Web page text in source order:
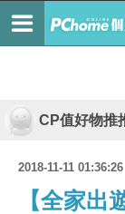
CP值好物推
2018-11-11 01:36:26
【全家